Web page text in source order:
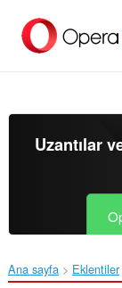
içeriğe
Uzantılar
Ana sayfa Eklentiler